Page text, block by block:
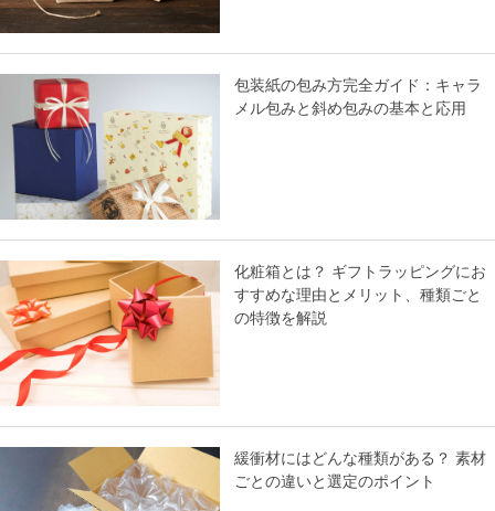
包装紙の包み方完全ガイド：キャラ
メル包みと斜め包みの基本と応用
化粧箱とは？ ギフトラッピングにお
すすめな理由とメリット、種類ごと
の特徴を解説
緩衝材にはどんな種類がある？ 素材
ごとの違いと選定のポイント